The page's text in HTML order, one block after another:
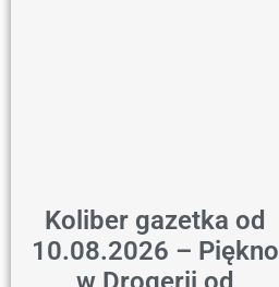
Koliber gazetka od
10.08.2026 – Piękno